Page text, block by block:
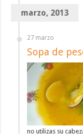
marzo, 2013
27 marzo
Sopa de
no utilizas su